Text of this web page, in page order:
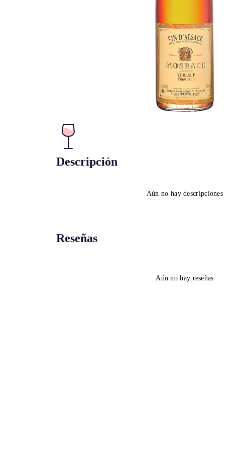
Descripción
Aún no hay descripciones
Reseñas
Aún no hay reseñas